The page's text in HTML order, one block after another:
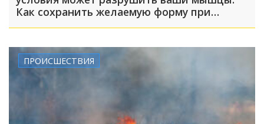
Как сохранить желаемую форму при
похудении?
ПРОИСШЕСТВИЯ